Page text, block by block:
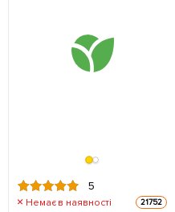
5
Немає в наявності 21752